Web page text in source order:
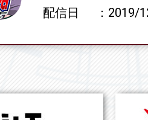
配信日
2019/